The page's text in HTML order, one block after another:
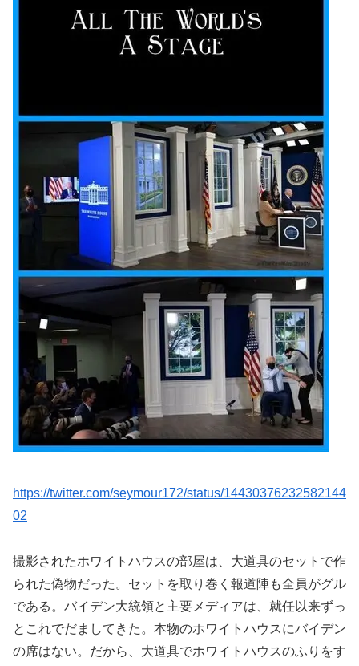
https://twitter.com/seymour172/status/14430376232582144
02
撮影されたホワイトハウスの部屋は、大道具のセットで作
られた偽物だった。セットを取り巻く報道陣も全員がグル
である。バイデン大統領と主要メディアは、就任以来ずっ
とこれでだましてきた。本物のホワイトハウスにバイデン
の席はない。だから、大道具でホワイトハウスのふりをす